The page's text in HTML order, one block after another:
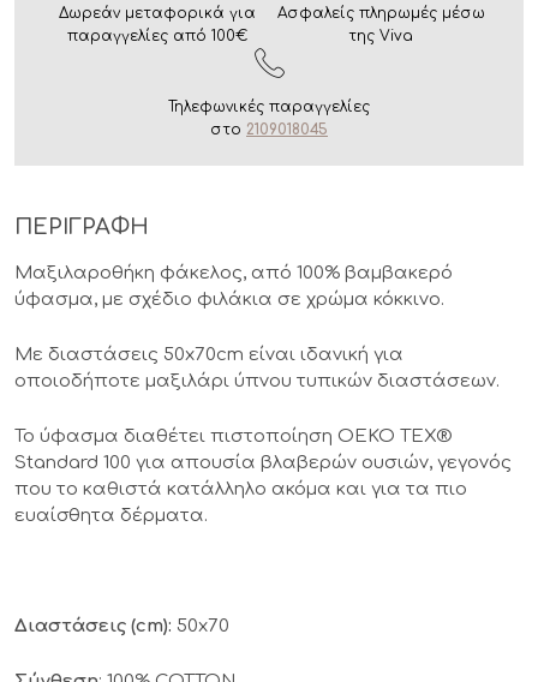
Δωρεάν μεταφορικά για
παραγγελίες από 100€
Ασφαλείς πληρωμές μέσω
της Viva
Τηλεφωνικές παραγγελίες
στο 2109018045
ΠΕΡΙΓΡΑΦΗ
Μαξιλαροθήκη φάκελος, από 100% βαμβακερό
ύφασμα, με σχέδιο φιλάκια σε χρώμα κόκκινο.
Με διαστάσεις 50x70cm είναι ιδανική για
οποιοδήποτε μαξιλάρι ύπνου τυπικών διαστάσεων.
Το ύφασμα διαθέτει πιστοποίηση OEKO TEX®
Standard 100 για απουσία βλαβερών ουσιών, γεγονός
που το καθιστά κατάλληλο ακόμα και για τα πιο
ευαίσθητα δέρματα.
Διαστάσεις (cm): 50x70